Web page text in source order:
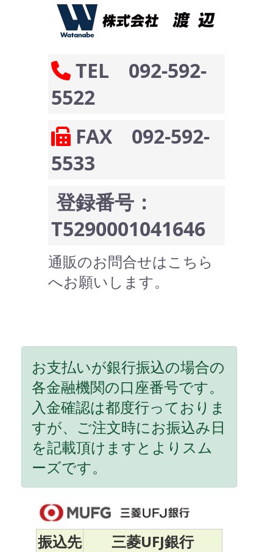
TEL 092-592-
5522
FAX 092-592-
5533
登録番号：
T5290001041646
通販のお問合せはこちら
へお願いします。
お支払いが銀行振込の場合の
各金融機関の口座番号です。
入金確認は都度行っておりま
すが、ご注文時にお振込み日
を記載頂けますとよりスム
ーズです。
振込先
三菱UFJ銀行